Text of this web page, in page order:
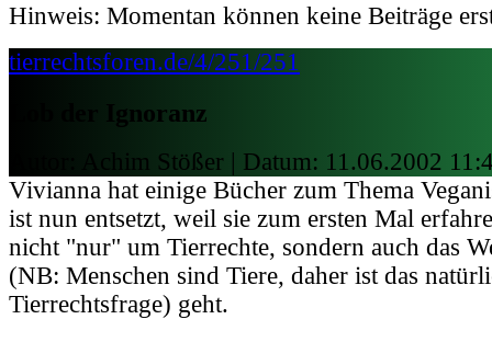
Hinweis: Momentan können keine Beiträge
tierrechtsforen.de/4/251/251
Lob der Ignoranz
Autor: Achim Stößer | Datum: 11.06.2002
Vivianna hat einige Bücher zum Thema
ist nun entsetzt, weil sie zum ersten Mal
nicht "nur" um Tierrechte, sondern auch das
(NB: Menschen sind Tiere, daher ist das
Tierrechtsfrage) geht.